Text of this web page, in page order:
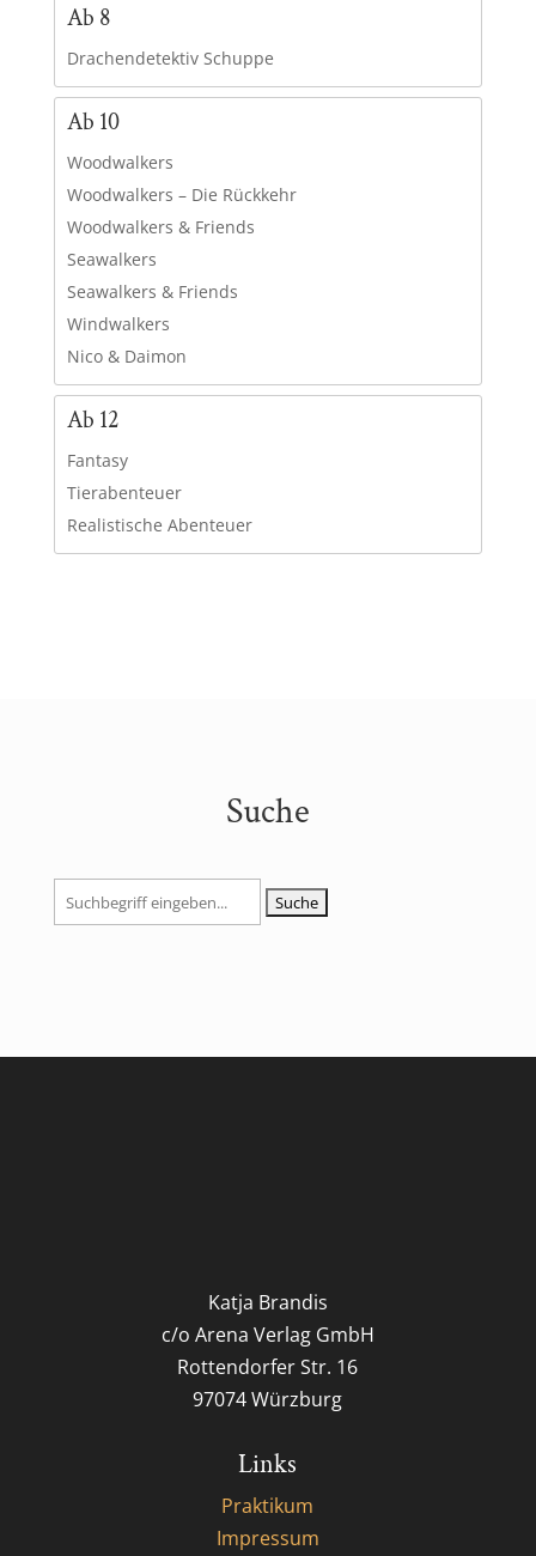
Ab 8
Drachendetektiv Schuppe
Ab 10
Woodwalkers
Woodwalkers – Die Rückkehr
Woodwalkers & Friends
Seawalkers
Seawalkers & Friends
Windwalkers
Nico & Daimon
Ab 12
Fantasy
Tierabenteuer
Realistische Abenteuer
Suche
Suchen
nach:
Katja Brandis
c/o Arena Verlag GmbH
Rottendorfer Str. 16
97074 Würzburg
Links
Praktikum
Impressum